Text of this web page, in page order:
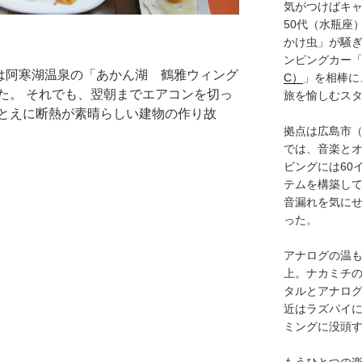
阿寒湖温泉の「あかん湖 鶴雅ウィング
。 それでも、翌朝までエアコンを切っ
えに断熱が素晴らしい建物の作り故
気がつけばキ
50代（水瓶座
かけ虫」が騒
ンピングカー「
C）
」を相棒
旅を愉しむス
拠点は広島市
では、音楽と
ビングには60
テムを構築し
音漏れを気に
った。
アナログの温
上。ナカミチ
タルとアナロ
近はラズパイ
ミングに没頭